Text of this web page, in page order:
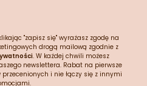
"zapisz się" wyrażasz zgodę na
drogą mailową zgodnie z
. W każdej chwili możesz
newslettera. Rabat na pierwsze
i nie łączy się z innymi